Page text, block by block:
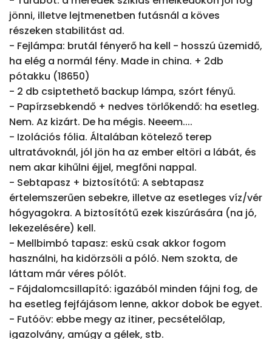
jönni, illetve lejtmenetben futásnál a köves
részeken stabilitást ad.
- Fejlámpa: brutál fényerő ha kell - hosszú üzemidő,
ha elég a normál fény. Made in china. + 2db
pótakku (18650)
- 2 db csiptethető backup lámpa, szórt fényű.
- Papírzsebkendő + nedves törlőkendő: ha esetleg.
Nem. Az kizárt. De ha mégis. Neeem....
- Izolációs fólia. Általában kötelező terep
ultratávoknál, jól jön ha az ember eltöri a lábát, és
nem akar kihűlni éjjel, megfőni nappal.
- Sebtapasz + biztosítótű: A sebtapasz
értelemszerűen sebekre, illetve az esetleges víz/vér
hógyagokra. A biztosítótű ezek kiszúrására (na jó,
lekezelésére) kell.
- Mellbimbó tapasz: eskü csak akkor fogom
használni, ha kidörzsöli a póló. Nem szokta, de
láttam már véres pólót.
- Fájdalomcsillapító: igazából minden fájni fog, de
ha esetleg fejfájásom lenne, akkor dobok be egyet.
- Futóöv: ebbe megy az itiner, pecsételőlap,
igazolvány, amúgy a gélek, stb.